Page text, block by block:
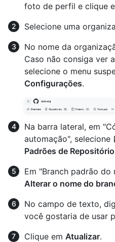
foto de perfil e clique
Selecione uma
No nome da
Caso não consiga ver
selecione o menu
Configurações.
Na barra lateral, em
automação", selecione
Padrões de Repositório
Em "Branch padrão
Alterar o nome do
No campo de texto,
você gostaria de usar
Clique em Atualizar.